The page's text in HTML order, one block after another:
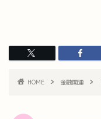
HOME 金融関連